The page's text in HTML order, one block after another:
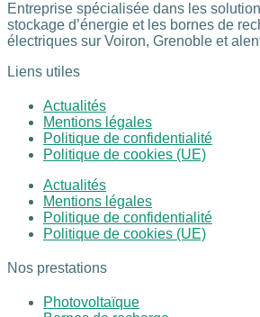
Entreprise spécialisée dans les
stockage d’énergie et les bornes de
électriques sur Voiron, Grenoble et
Liens utiles
Actualités
Mentions légales
Politique de confidentialité
Politique de cookies (UE)
Actualités
Mentions légales
Politique de confidentialité
Politique de cookies (UE)
Nos prestations
Photovoltaïque